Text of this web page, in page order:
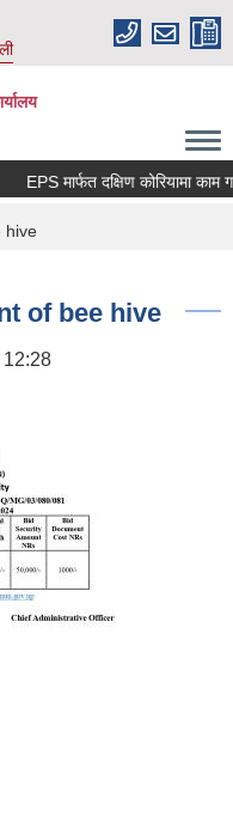
EPS मार्फत दक्षिण कोरियामा
hive
of bee hive